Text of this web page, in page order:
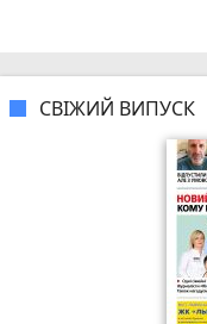
СВІЖИЙ ВИПУСК